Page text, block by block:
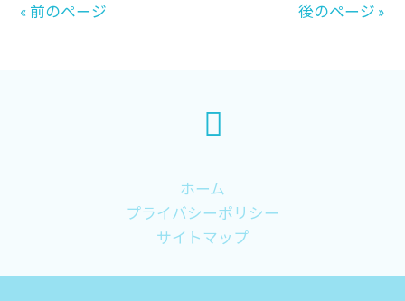
« 前のページ 後のページ »
ホーム
プライバシーポリシー
サイトマップ